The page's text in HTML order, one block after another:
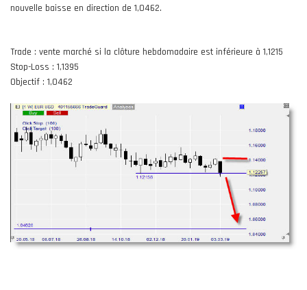
nouvelle baisse en direction de 1,0462.
Trade : vente marché si la clôture hebdomadaire est inférieure à 1,1215
Stop-Loss : 1,1395
Objectif : 1,0462